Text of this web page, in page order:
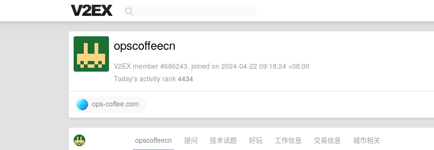
opscoffeecn
V2EX member #686243, joined on 2024-04-22 09:18:24 +08:00
Today's activity rank 4434
ops-coffee.com
opscoffeecn 提问 技术话题 好玩 工作信息 交易信息 城市相关